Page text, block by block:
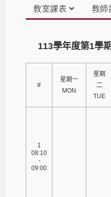
教室課表 教師
113學年度第1學
#
星期一
MON
星期
二
TUE
1
08:10
-
09:00